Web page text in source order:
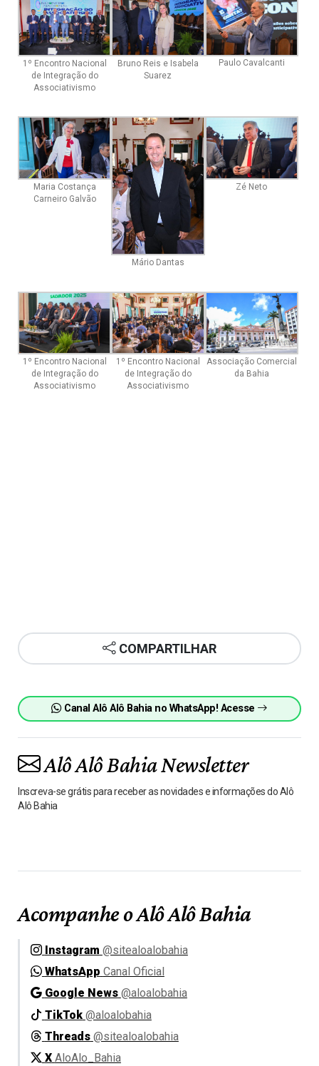
1º Encontro Nacional
de Integração do
Associativismo
Bruno Reis e Isabela
Suarez
Paulo Cavalcanti
Maria Costança
Carneiro Galvão
Mário Dantas
Zé Neto
1º Encontro Nacional
de Integração do
Associativismo
1º Encontro Nacional
de Integração do
Associativismo
Associação Comercial
da Bahia
COMPARTILHAR
Canal Alô Alô Bahia no WhatsApp! Acesse
Alô Alô Bahia Newsletter
Inscreva-se grátis para receber as novidades e informações do Alô
Alô Bahia
Acompanhe o Alô Alô Bahia
Instagram @sitealoalobahia
WhatsApp Canal Oficial
Google News @aloalobahia
TikTok @aloalobahia
Threads @sitealoalobahia
X AloAlo_Bahia